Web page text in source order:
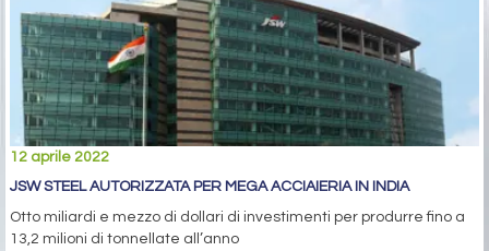
12 aprile 2022
JSW STEEL AUTORIZZATA PER MEGA ACCIAIERIA IN INDIA
Otto miliardi e mezzo di dollari di investimenti per produrre fino a
13,2 milioni di tonnellate all’anno